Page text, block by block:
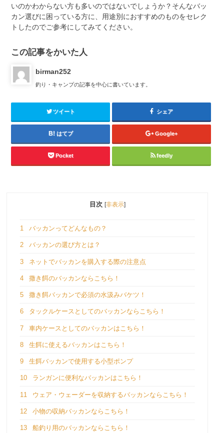
いのかわからない方も多いのではないでしょうか？そんなバッ
カン選びに困っている方に、用途別におすすめのものをセレク
トしたのでご参考にしてみてください。
この記事をかいた人
birman252
釣り・キャンプの記事を中心に書いています。
ツイート シェア
はてブ Google+
Pocket feedly
目次 [非表示]
1 バッカンってどんなもの？
2 バッカンの選び方とは？
3 ネットでバッカンを購入する際の注意点
4 撒き餌のバッカンならこちら！
5 撒き餌バッカンで必須の水汲みバケツ！
6 タックルケースとしてのバッカンならこちら！
7 車内ケースとしてのバッカンはこちら！
8 生餌に使えるバッカンはこちら！
9 生餌バッカンで使用する小型ポンプ
10 ランガンに便利なバッカンはこちら！
11 ウェア・ウェーダーを収納するバッカンならこちら！
12 小物の収納バッカンならこちら！
13 船釣り用のバッカンならこちら！